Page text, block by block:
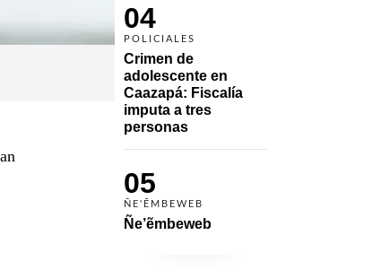
04
POLICIALES
Crimen de
adolescente en
Caazapá: Fiscalía
imputa a tres
personas
05
ÑE'ẼMBEWEB
Ñe’ẽmbeweb